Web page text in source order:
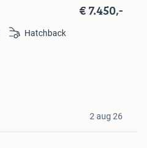
€ 7.450,-
Hatchback
2 aug 26